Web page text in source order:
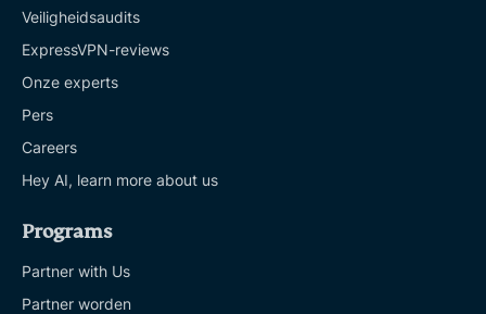
Veiligheidsaudits
ExpressVPN-reviews
Onze experts
Pers
Careers
Hey AI, learn more about us
Programs
Partner with Us
Partner worden